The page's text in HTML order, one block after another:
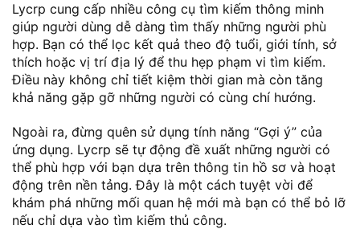
Lycrp cung cấp nhiều công cụ tìm kiếm thông minh
giúp người dùng dễ dàng tìm thấy những người phù
hợp. Bạn có thể lọc kết quả theo độ tuổi, giới tính, sở
thích hoặc vị trí địa lý để thu hẹp phạm vi tìm kiếm.
Điều này không chỉ tiết kiệm thời gian mà còn tăng
khả năng gặp gỡ những người có cùng chí hướng.
Ngoài ra, đừng quên sử dụng tính năng “Gợi ý” của
ứng dụng. Lycrp sẽ tự động đề xuất những người có
thể phù hợp với bạn dựa trên thông tin hồ sơ và hoạt
động trên nền tảng. Đây là một cách tuyệt vời để
khám phá những mối quan hệ mới mà bạn có thể bỏ lỡ
nếu chỉ dựa vào tìm kiếm thủ công.